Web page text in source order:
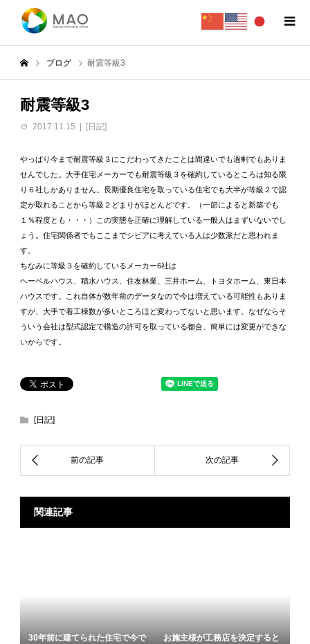
ブログ 耐震等級3
耐震等級3
2017.11.15 [日記]
やっぱり今まで耐震等級３にこだわってきたことは間違いでも過剰でもありま
せんでした。大手住宅メーカーでも耐震等級３を確約しているところは知る限
り６社しかありません。長期優良住宅を取っている住宅でも大半が等級２で認
定が取れることから等級２どまりがほとんどです。（一節によると新築でも
１％程度とも・・・）この実態を正確に理解している一般人はまずいないでし
ょう。住宅関係者でもここまでシビアに考えている人は少数派だと思われま
す。
ちなみに等級３を確約しているメーカー6社は
ヘーベルハウス、積水ハウス、住友林業、三井ホーム、トヨタホーム、東日本
ハウスです。これ自体が数年前のデータなので今は増えている可能性もありま
すが、大手で着工棟数が多いところほど変わってないと思います。なぜならそ
ういう会社は型式認定で構造の許可を取っている都合、簡単には変更ができな
いからです。
[日記]
関連記事
30年前に建てられた住宅で今で
お施主様が工務店を決定すると